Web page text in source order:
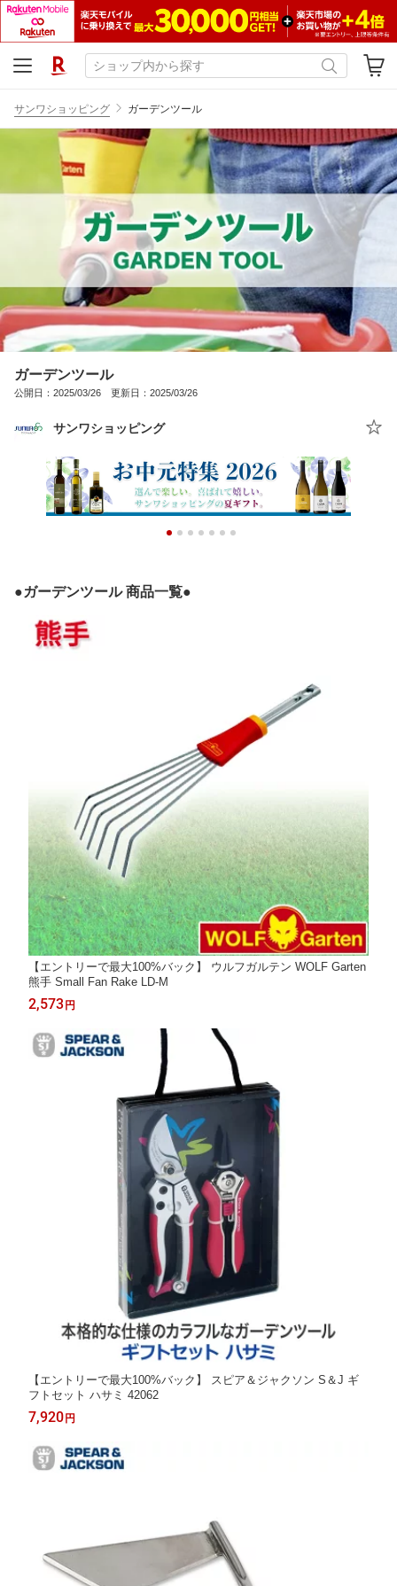
サンワショッピング ガーデンツール
ガーデンツール
公開日：2025/03/26 更新日：2025/03/26
サンワショッピング
●ガーデンツール 商品一覧●
【エントリーで最大100%バック】 ウルフガルテン WOLF Garten
熊手 Small Fan Rake LD-M
2,573 円
【エントリーで最大100%バック】 スピア＆ジャクソン S＆J ギ
フトセット ハサミ 42062
7,920 円